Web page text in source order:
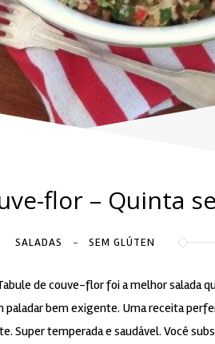
flor – Quinta
SALADAS - SEM GLÚTEN
de couve-flor foi a melhor salada
bem exigente. Uma receita
Super temperada e saudável. Você